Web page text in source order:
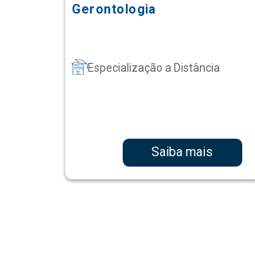
Gerontologia
Especialização a Distância
Saiba mais